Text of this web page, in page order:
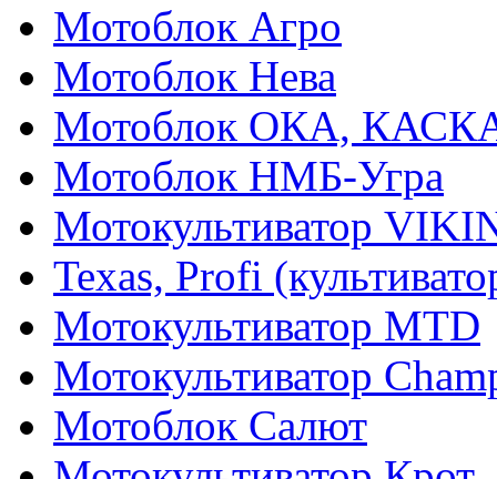
Мотоблок Агро
Мотоблок Нева
Мотоблок ОКА,
Мотоблок НМБ-Угра
Мотокультиватор
Texas, Profi
Мотокультиватор MTD
Мотокультиватор
Мотоблок Салют